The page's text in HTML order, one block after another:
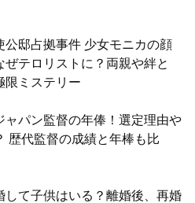
公邸占拠事件 少女モニカの顔
ぜテロリストに？両親や絆と
限ミステリー
ャパン監督の年俸！選定理由や
歴代監督の成績と年棒も比
して子供はいる？離婚後、再婚